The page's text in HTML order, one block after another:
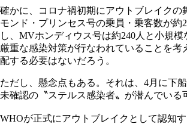
確かに、コロナ禍初期にアウトブレイクの
モンド・プリンセス号の乗員・乗客数が約
し、MVホンディウス号は約240人と小規模
厳重な感染対策が行なわれていることを考
配する必要はないだろう。
ただし、懸念点もある。それは、4月に下
未確認の〝ステルス感染者〟が潜んでいる
WHOが正式にアウトブレイクとして認知